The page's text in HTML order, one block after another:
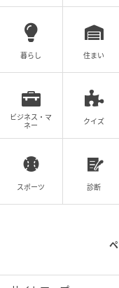
ようです。感情的
すると、余計に感
んな言えないまま
なタイプと言えそ
めり込んでおり、
を持っています。
情の起伏は大きい
り、隠したりする
てしまいがちでしょ
てきてしまったり
うとする人もいる
暮らし 住まい
ビジネス・マ
ネー
クイズ
スポーツ 診断